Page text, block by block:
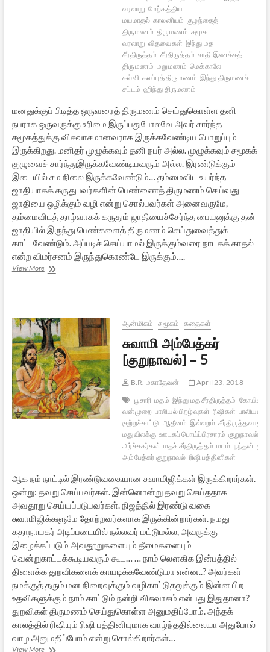
வரலாறு மேற்கத்திய
மயமாதல் காலனியம் குழந்தைத்
திருமணம் திருமணம் சமூக
வரலாறு விதவைகள் இந்து மத
சீர்திருத்தம் சீர்திருத்தம் சாதி இணக்கத்
திருமணம் மறுமணம் மெக்காலே
கல்வி கலப்புத் திருமணம் இந்து திருமணச்
சட்டம் ஹிந்து திருமணம்
மனதுக்குப் பிடித்த ஒருவரைத் திருமணம் செய்துகொள்ள தனி
நபராக ஒருவருக்கு உரிமை இருப்பதுபோலவே அவர் சார்ந்த
சமூகத்துக்கு விசுவாசமானவராக இருக்கவேண்டிய பொறுப்பும்
இருக்கிறது. மனிதர் முழுக்கவும் தனி நபர் அல்ல. முழுக்கவும் சமூகக்
குழுவைச் சார்ந்துஇருக்கவேண்டியவரும் அல்ல. இரண்டுக்கும்
இடையில் சம நிலை இருக்கவேண்டும்… தம்மைவிட உயர்ந்த
ஜாதியாகக் கருதுபவர்களின் பெண்ணைத் திருமணம் செய்வது
ஜாதியை ஒழிக்கும் வழி என்று சொல்பவர்கள் அனைவருமே,
தம்மைவிடத் தாழ்வாகக் கருதும் ஜாதியைச்சேர்ந்த பையனுக்கு தன்
ஜாதியில் இருந்து பெண்களைத் திருமணம் செய்துவைத்துக்
காட்டவேண்டும். அப்படிச் செய்யாமல் இருக்கும்வரை நாடகக் காதல்
என்ற விமர்சனம் இருந்துகொண்டே இருக்கும்….
View Moreபுதிய
ஆன்மிகம்
சமூகம் கதைகள்
சுவாமி அம்பேத்கர்
[குறுநாவல்] – 5
B.R. மகாதேவன்
April 23, 2018
பூசாரி மதம் இந்து மத சீர்திருத்தம் கோயில்
வன்முறை பாலியல் பிறழ்வுகள் ரிஷிகள் பாலியல்
குற்றச்சாட்டு ஆதீனம் இல்லறம்
மதுவிலக்கு ஊடகப் பொய்ப்பிரசாரம் குறுநாவல்
அர்ச்சகர்கள் மதச் சீர்திருத்தம் மடம் நந்தன்
அம்பேத்கர் குறுநாவல் ரிஷி பத்தினிகள்
ஆக நம் நாட்டில் இரண்டுவகையான சுவாமிஜிக்கள் இருக்கிறார்கள்.
ஒன்று: தவறு செய்பவர்கள். இன்னொன்று தவறு செய்ததாக
அவதூறு செய்யப்படுபவர்கள். நிஜத்தில் இரண்டு வகை
சுவாமிஜிக்களுமே தோற்றவர்களாக இருக்கின்றார்கள். நமது
கதாநாயகர் அடிப்படையில் நல்லவர் மட்டுமல்ல, அவருக்கு
இழைக்கப்படும் அவதூறுகளையும் தீமைகளையும்
வென்றுகாட்டக்கூடியவரும் கூட… … நாம் லௌகிக இன்பத்தில்
திளைக்க துறவிகளைக் காயடிக்கவேண்டுமா என்ன..? அவர்கள்
நமக்குத் தரும் மன நிறைவுக்கும் வழிகாட்டுதலுக்கும் இன்ன பிற
உதவிகளுக்கும் நாம் காட்டும் நன்றி விசுவாசம் என்பது இதுதானா?
துறவிகள் திருமணம் செய்துகொள்ள அனுமதிப்போம். அந்தக்
காலத்தில் ரிஷியும் ரிஷி பத்தினியுமாக வாழ்ந்ததில்லையா அதுபோல்
வாழ அனுமதிப்போம் என்று சொல்கிறார்கள்…
View Moreசுவாமி